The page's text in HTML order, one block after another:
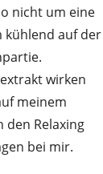
nicht um eine
kühlend auf der
wirken
meinem
den Relaxing
bei mir.